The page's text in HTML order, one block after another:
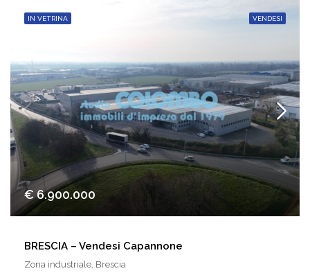
IN VETRINA VENDESI
€ 6.900.000
BRESCIA – Vendesi Capannone
Zona industriale, Brescia